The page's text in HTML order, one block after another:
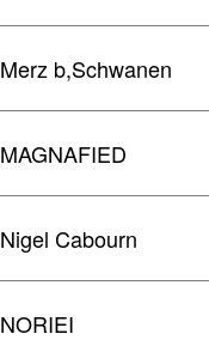
Merz b,Schwanen
MAGNAFIED
Nigel Cabourn
NORIEI